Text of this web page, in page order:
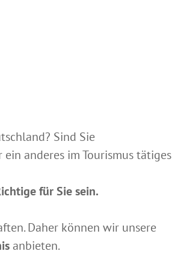
Sind Sie
anderes im Tourismus tätiges
für Sie sein.
Daher können wir unsere
anbieten.